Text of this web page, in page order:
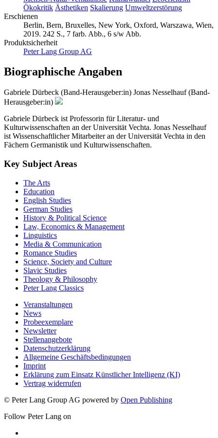
Erschienen
Berlin, Bern, Bruxelles, New York, Oxford, Warszawa, Wien,
2019. 242 S., 7 farb. Abb., 6 s/w Abb.
Produktsicherheit
Peter Lang Group AG
Herausgeber:in)
Kulturwissenschaften an der Universität Vechta. Jonas Nesselhauf
ist Wissenschaftlicher Mitarbeiter an der Universität Vechta in den
Fächern Germanistik und Kulturwissenschaften.
Education
English Studies
German Studies
History & Political Science
Law, Economics & Management
Linguistics
Media & Communication
Romance Studies
Science, Society and Culture
Slavic Studies
Theology & Philosophy
Peter Lang Classics
News
Probeexemplare
Newsletter
Stellenangebote
Datenschutzerklärung
Allgemeine Geschäftsbedingungen
Imprint
Erklärung zum Einsatz Künstlicher Intelligenz (KI)
Vertrag widerrufen